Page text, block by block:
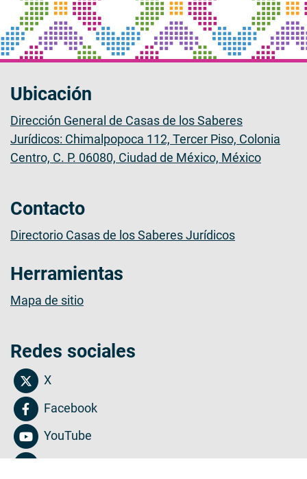
Ubicación
Dirección General de Casas de los Saberes
Jurídicos: Chimalpopoca 112, Tercer Piso, Colonia
Centro, C. P. 06080, Ciudad de México, México
Contacto
Directorio Casas de los Saberes Jurídicos
Herramientas
Mapa de sitio
Redes sociales
X
Facebook
YouTube
Instagram